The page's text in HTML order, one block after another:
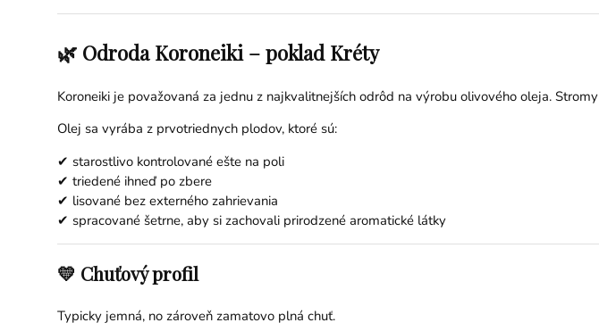
🌿 Odroda Koroneiki – poklad Kréty
Koroneiki je považovaná za jednu z najkvalitnejších odrôd na výrobu olivového oleja.
Olej sa vyrába z prvotriednych plodov, ktoré sú:
✔ starostlivo kontrolované ešte na poli
✔ triedené ihneď po zbere
✔ lisované bez externého zahrievania
✔ spracované šetrne, aby si zachovali prirodzené aromatické látky
💛 Chuťový profil
Typicky jemná, no zároveň zamatovo plná chuť.